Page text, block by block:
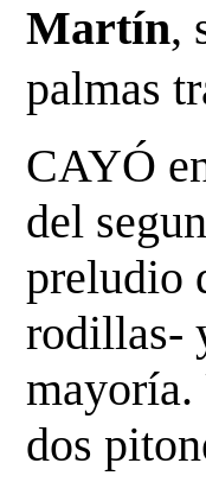
Martín,
palmas
CAYÓ
del
preludio
rodillas-
mayoría.
dos